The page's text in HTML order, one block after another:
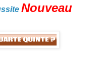
Nouveau